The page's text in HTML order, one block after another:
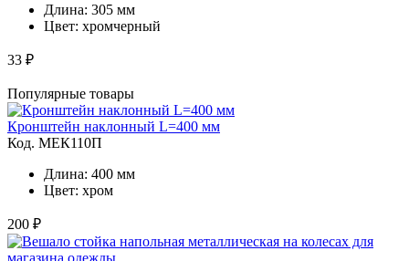
Длина: 305 мм
Цвет: хромчерный
33 ₽
Популярные товары
Кронштейн наклонный L=400 мм
Код. MЕК110П
Длина: 400 мм
Цвет: хром
200 ₽